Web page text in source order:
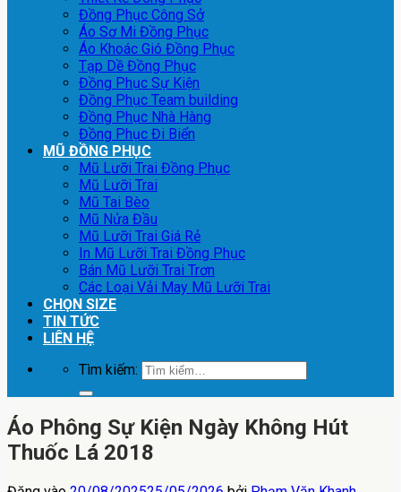
Đồng Phục Công Sở
Áo Sơ Mi Đồng Phục
Áo Khoác Gió Đồng Phục
Tạp Dề Đồng Phục
Đồng Phục Sự Kiện
Đồng Phục Team building
Đồng Phục Nhà Hàng
Đồng Phục Đi Biển
MŨ ĐỒNG PHỤC
Mũ Lưỡi Trai Đồng Phục
Mũ Lưỡi Trai
Mũ Tai Bèo
Mũ Nửa Đầu
Mũ Lưỡi Trai Giá Rẻ
In Mũ Lưỡi Trai Đồng Phục
Bán Mũ Lưỡi Trai Trơn
Các Loại Vải May Mũ Lưỡi Trai
CHỌN SIZE
TIN TỨC
LIÊN HỆ
Tìm kiếm:
Áo Phông Sự Kiện Ngày Không Hút
Thuốc Lá 2018